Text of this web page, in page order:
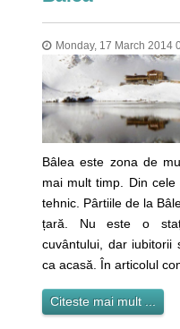
Monday, 17 March 2014
Bâlea este zona de
mai mult timp. Din
tehnic. Pârtiile de la
țară. Nu este o
cuvântului, dar iubitorii
ca acasă. În articolul
Citeste mai mult ...